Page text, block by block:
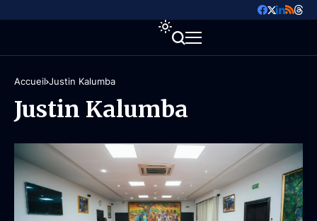
Accueil Justin Kalumba
Justin Kalumba